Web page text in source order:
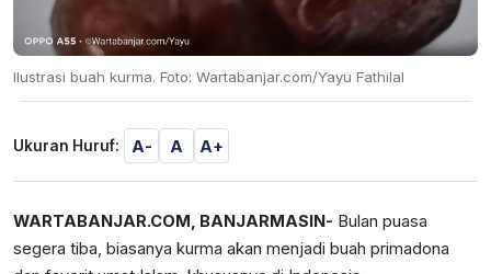
Ilustrasi buah kurma. Foto: Wartabanjar.com/Yayu Fathilal
Ukuran Huruf: A- A A+
WARTABANJAR.COM, BANJARMASIN- Bulan puasa
segera tiba, biasanya kurma akan menjadi buah primadona